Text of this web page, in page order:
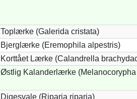
Toplærke (Galerida cristata)
Bjerglærke (Eremophila alpestris)
Korttået Lærke (Calandrella
Østlig Kalanderlærke (Melanocorypha
Digesvale (Riparia riparia)